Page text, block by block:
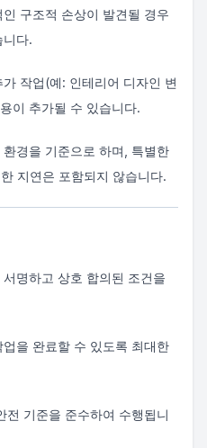
구조적 손상이 발견될 경우
니다.
작업(예: 인테리어 디자인 변
이 추가될 수 있습니다.
경을 기준으로 하며, 특별한
지연은 포함되지 않습니다.
명하고 상호 합의된 조건을
을 완료할 수 있도록 최대한
전 기준을 준수하여 수행됩니